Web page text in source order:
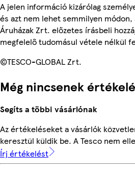
A jelen információ kizárólag
és azt nem lehet semmilyen módon,
Áruházak Zrt. előzetes írásbeli
megfelelő tudomásul vétele nélkül
©TESCO-GLOBAL Zrt.
Még nincsenek
Segíts a többi vásárlónak
Az értékeléseket a vásárlók
keresztül küldik be. A Tesco nem
Írj értékelést